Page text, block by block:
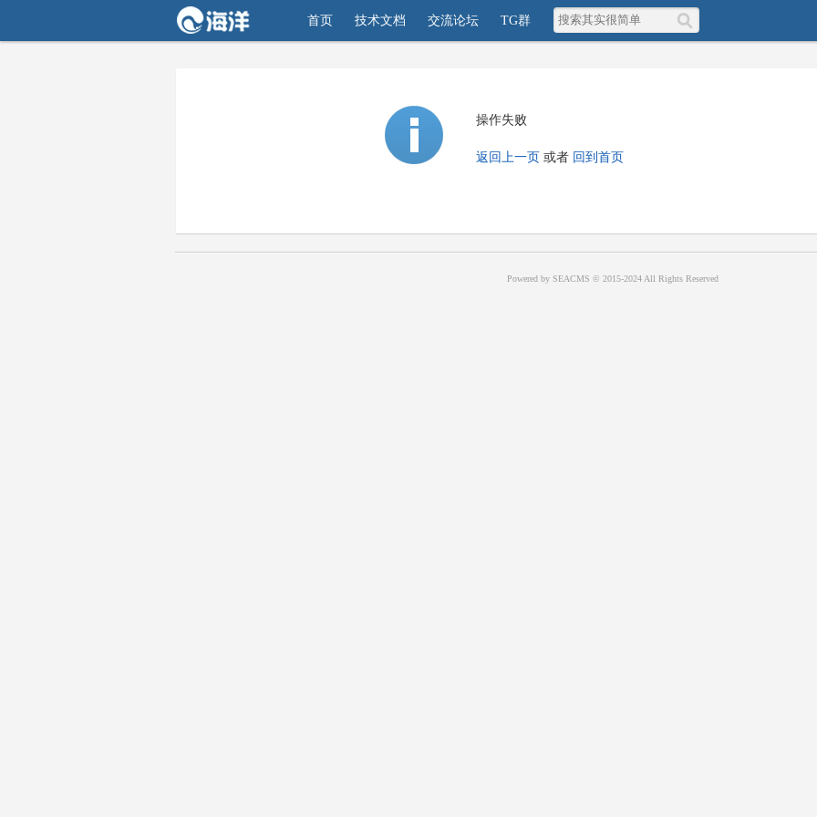
首页 技术文档 交流论坛 TG群
操作失败
返回上一页 或者 回到首页
Powered by SEACMS © 2015-2024 All Rights Reserved